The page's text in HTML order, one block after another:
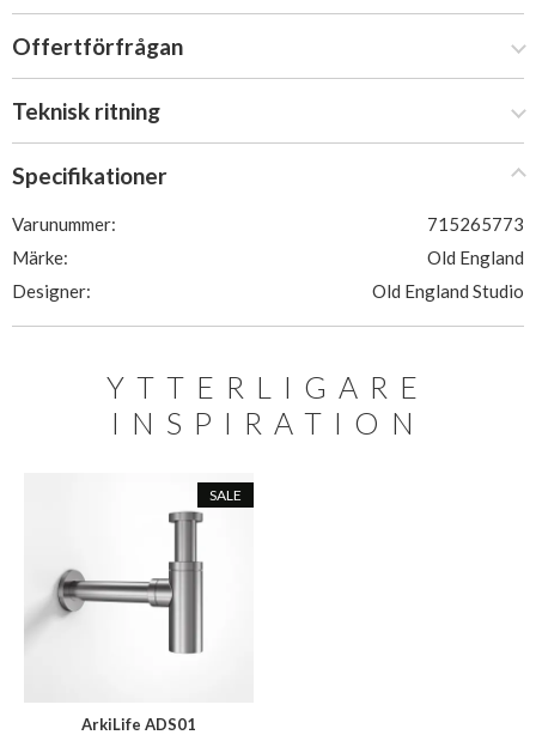
Offertförfrågan
Teknisk ritning
Specifikationer
Varunummer:
715265773
Märke:
Old England
Designer:
Old England Studio
YTTERLIGARE
INSPIRATION
SALE
ArkiLife ADS01